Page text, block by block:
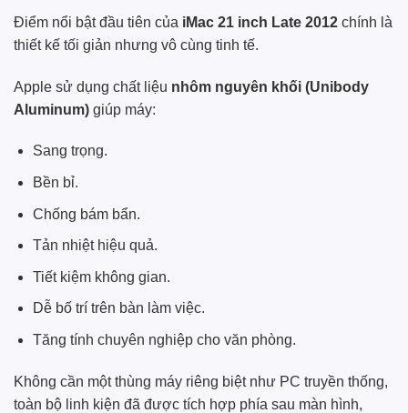
Điểm nổi bật đầu tiên của iMac 21 inch Late 2012 chính là
thiết kế tối giản nhưng vô cùng tinh tế.
Apple sử dụng chất liệu nhôm nguyên khối (Unibody
Aluminum) giúp máy:
Sang trọng.
Bền bỉ.
Chống bám bẩn.
Tản nhiệt hiệu quả.
Tiết kiệm không gian.
Dễ bố trí trên bàn làm việc.
Tăng tính chuyên nghiệp cho văn phòng.
Không cần một thùng máy riêng biệt như PC truyền thống,
toàn bộ linh kiện đã được tích hợp phía sau màn hình,